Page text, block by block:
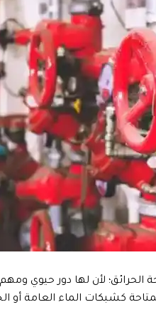
لأن لها دور حيوي
كشبكات الماء العامة أو